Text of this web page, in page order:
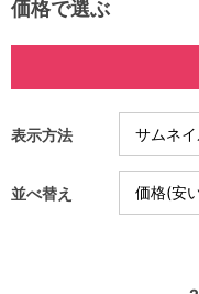
価格で選ぶ
表示方法
並べ替え